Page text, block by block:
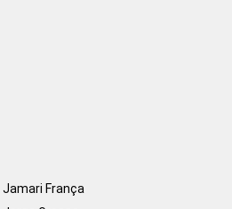
Jamari França